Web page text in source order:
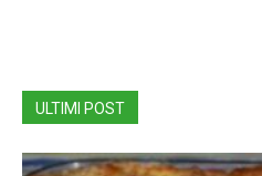
ULTIMI POST